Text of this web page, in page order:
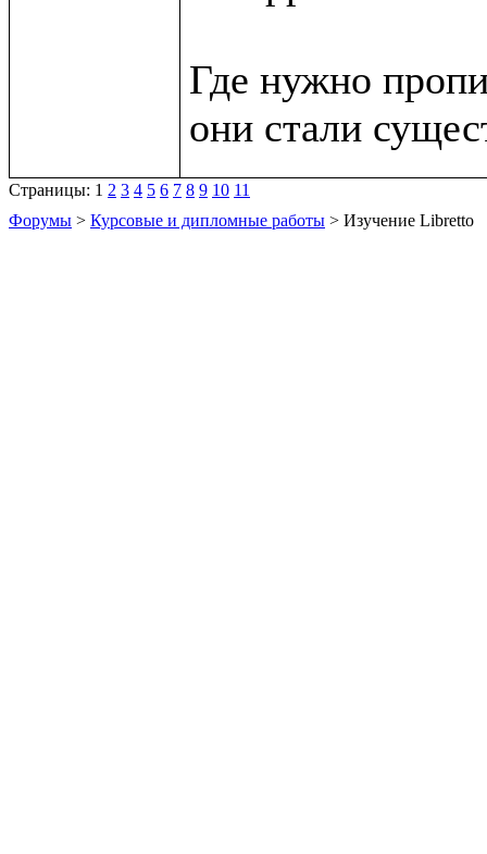
Где нужно
Страницы: 1 2 3 4 5 6 7 8 9 10 11
Форумы > Курсовые и дипломные работы > Изучение Libretto